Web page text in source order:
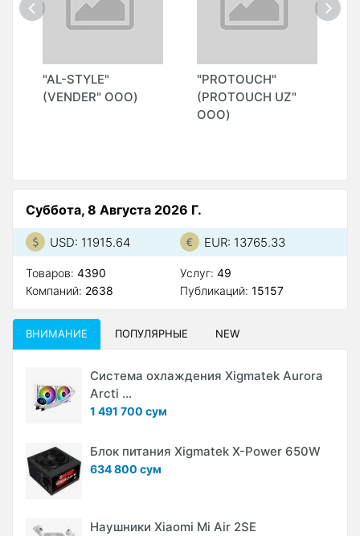
"AL-STYLE"
(VENDER" ООО)
"PROTOUCH"
(PROTOUCH UZ"
ООО)
Суббота, 8 Августа 2026 Г.
USD: 11915.64 EUR: 13765.33
Товаров: 4390
Компаний: 2638
Услуг: 49
Публикаций: 15157
ВНИМАНИЕ ПОПУЛЯРНЫЕ NEW
Система охлаждения Xigmatek Aurora
Arcti ...
1 491 700 сум
Блок питания Xigmatek X-Power 650W
634 800 сум
Наушники Xiaomi Mi Air 2SE